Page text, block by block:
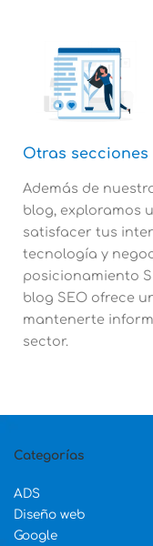
Otras secciones
Además de
blog, exploramos
satisfacer tus
tecnología y
posicionamiento
blog SEO ofrece
mantenerte
sector.
Categorías
ADS
Diseño web
Google